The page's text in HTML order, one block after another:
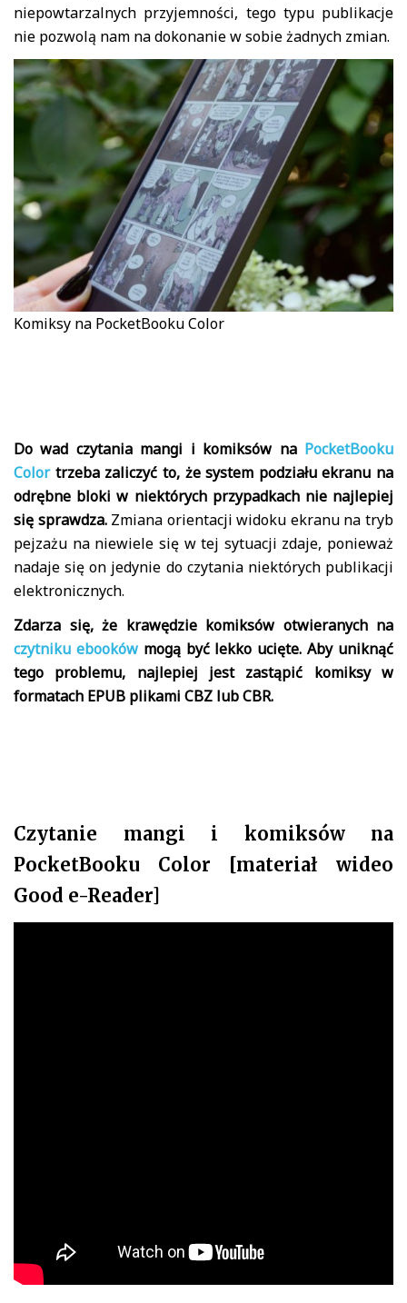
niepowtarzalnych przyjemności, tego typu publikacje
nie pozwolą nam na dokonanie w sobie żadnych zmian.
Komiksy na PocketBooku Color
Do wad czytania mangi i komiksów na PocketBooku
Colortrzeba zaliczyć to, że system podziału ekranu na
odrębne bloki w niektórych przypadkach nie najlepiej
się sprawdza.Zmiana orientacji widoku ekranu na tryb
pejzażu na niewiele się w tej sytuacji zdaje, ponieważ
nadaje się on jedynie do czytania niektórych publikacji
elektronicznych.
Zdarza się, że krawędzie komiksów otwieranych na
czytniku ebookówmogą być lekko ucięte. Aby uniknąć
tego problemu, najlepiej jest zastąpić komiksy w
formatach EPUB plikami CBZ lub CBR.
Czytanie mangi i komiksów na
PocketBooku Color [materiał wideo
Good e-Reader]